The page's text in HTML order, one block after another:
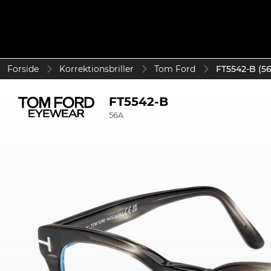
Forside Korrektionsbriller Tom Ford FT5542-B
FT5542-B
56A